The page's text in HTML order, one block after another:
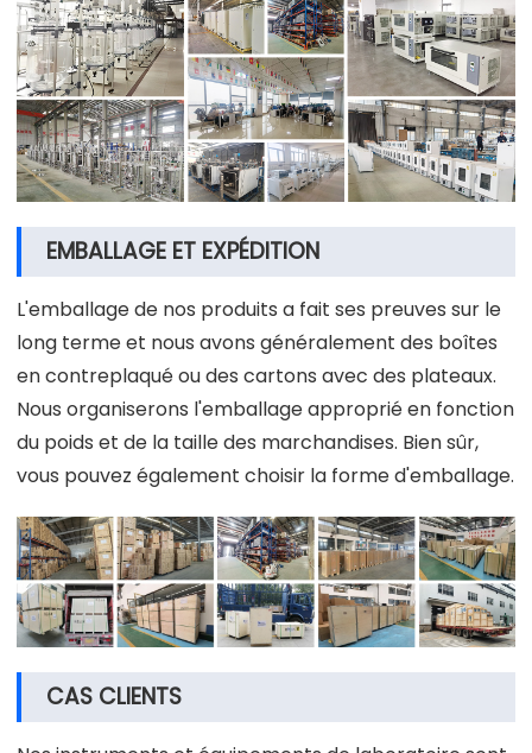
EMBALLAGE ET EXPÉDITION
L'emballage de nos produits a fait ses preuves sur le
long terme et nous avons généralement des boîtes
en contreplaqué ou des cartons avec des plateaux.
Nous organiserons l'emballage approprié en fonction
du poids et de la taille des marchandises. Bien sûr,
vous pouvez également choisir la forme d'emballage.
CAS CLIENTS